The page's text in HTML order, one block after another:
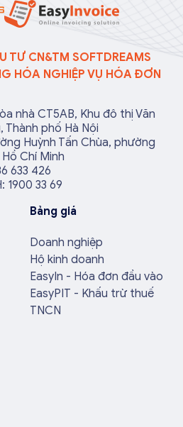
TƯ CN&TM SOFTDREAMS
HÓA NGHIỆP VỤ HÓA ĐƠN
nhà CT5AB, Khu đô thị Văn
Thành phố Hà Nội
Huỳnh Tấn Chùa, phường
Chí Minh
633 426
1900 33 69
Bảng giá
Doanh nghiệp
Hộ kinh doanh
EasyIn - Hóa đơn đầu vào
EasyPIT - Khấu trừ thuế
TNCN